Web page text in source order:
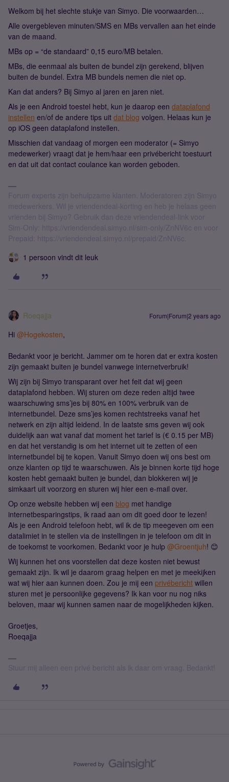
Welkom bij het slechte stukje van Simyo. Die voorwaarden…
Alle overgebleven minuten/SMS en MBs vervallen aan het einde
van de maand.
MBs op = “de standaard” 0,15 euro/MB betalen.
MBs, die eenmaal als buiten de bundel zijn gerekend, blijven
buiten de bundel. Extra MB bundels nemen die niet op.
Kan dat anders? Bij Simyo al jaren en jaren niet.
Als je een Android toestel hebt, kun je daarop een dataplafond
instellen en/of de andere tips uit dat blog volgen. Helaas kun je
op iOS geen dataplafond instellen.
Misschien dat vandaag of morgen een moderator (= Simyo
medewerker) vraagt dat je hem/haar een privébericht toestuurt
en dat uit dat contact coulance kan worden geboden.
Forum experts zijn behulpzame klanten. Moderatoren zijn Simyo
medewerkers. Wil je vriendendeal-korting en heb je helaas geen
vrienden bij Simyo? Gebruik dan deze vriendendeal-link voor
Sim-Only: https://vriendendeal.simyo.nl/sim-only/ZnNV6c en voor
Prepaid: https://vriendendeal.simyo.nl/prepaid/ZnNV6c.
1 persoon vindt dit leuk
Roeqajja Forum|Forum|2 years ago
Hi @Hogekosten,
Bedankt voor je bericht. Jammer om te horen dat er extra kosten
zijn gemaakt buiten je bundel vanwege internetverbruik!
Wij zijn bij Simyo transparant over het feit dat wij geen
dataplafond hebben. Wij sturen om deze reden altijd twee
waarschuwing sms’jes bij 80% en 100% verbruik van de
internetbundel. Deze sms’jes komen rechtstreeks vanaf het
netwerk en zijn altijd leidend. In de laatste sms geven wij ook
duidelijk aan wat vanaf dat moment het tarief is (€ 0.15 per MB)
en dat het verstandig is om het internet uit te zetten of een
internetbundel bij te kopen. Vanuit Simyo doen wij ons best om
onze klanten op tijd te waarschuwen. Als je binnen korte tijd hoge
kosten hebt gemaakt buiten je bundel, dan blokkeren wij je
simkaart uit voorzorg en sturen wij hier een e-mail over.
Op onze website hebben wij een blog met handige
internetbesparingstips, ik raad aan om dit goed door te lezen!
Als je een Android telefoon hebt, wil ik de tip meegeven om een
datalimiet in te stellen via de instellingen in je telefoon om dit in
de toekomst te voorkomen. Bedankt voor je hulp @Groentjuh! 😊
Wij kunnen het ons voorstellen dat deze kosten niet bewust
gemaakt zijn. Ik wil je daarom graag helpen en met je meekijken
wat wij hier aan kunnen doen. Zou je mij een privébericht willen
sturen met je persoonlijke gegevens? Ik kan voor nu nog niks
beloven, maar wij kunnen samen naar de mogelijkheden kijken.
Groetjes,
Roeqajja
Stuur mij alleen een privé bericht als ik daar om vraag. Bedankt!